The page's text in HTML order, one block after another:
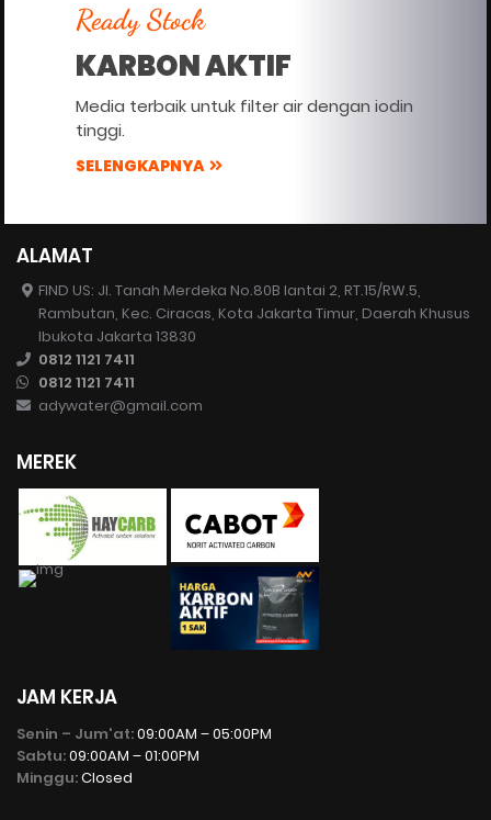
Ready Stock
KARBON AKTIF
Media terbaik untuk filter air dengan iodin
tinggi.
SELENGKAPNYA
ALAMAT
FIND US: Jl. Tanah Merdeka No.80B lantai 2, RT.15/RW.5,
Rambutan, Kec. Ciracas, Kota Jakarta Timur, Daerah Khusus
Ibukota Jakarta 13830
0812 1121 7411
0812 1121 7411
adywater@gmail.com
MEREK
JAM KERJA
Senin – Jum'at:09:00AM – 05:00PM
Sabtu:09:00AM – 01:00PM
Minggu:Closed